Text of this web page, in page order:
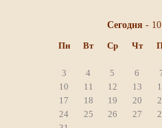
Сегодня - 10
Пн
Вт Ср Чт
3
4 5 6
10
11 12 13
17
18 19 20
24
25 26 27